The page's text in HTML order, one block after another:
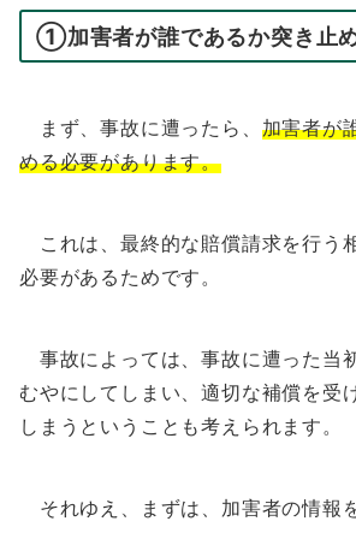
①加害者が誰であるか突き止
まず、事故に遭ったら、 加害者が
める必要があります。
これは、最終的な賠償請求を行う
必要があるためです。
事故によっては、事故に遭った当
むやにしてしまい、適切な補償を受
しまうということも考えられます。
それゆえ、まずは、加害者の情報